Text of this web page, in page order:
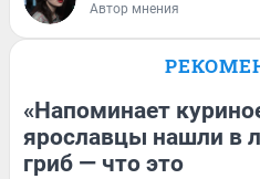
Автор мнения
«Напоминает
ярославцы нашли в
гриб — что это